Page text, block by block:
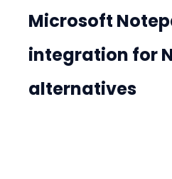
Microsoft
integration for
alternatives